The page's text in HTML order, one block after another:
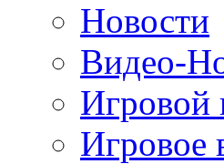
Новости
Видео-
Игровой
Игровое